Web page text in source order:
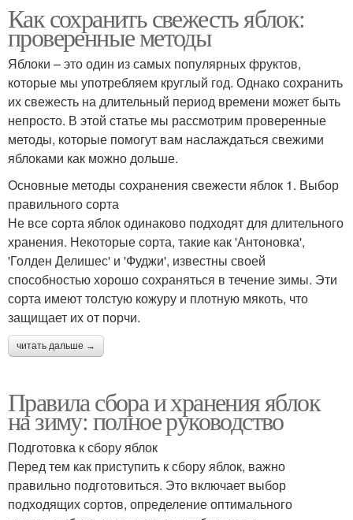
Как сохранить свежесть яблок:
проверенные методы
Яблоки – это один из самых популярных фруктов,
которые мы употребляем круглый год. Однако сохранить
их свежесть на длительный период времени может быть
непросто. В этой статье мы рассмотрим проверенные
методы, которые помогут вам наслаждаться свежими
яблоками как можно дольше.
Основные методы сохранения свежести яблок 1. Выбор
правильного сорта
Не все сорта яблок одинаково подходят для длительного
хранения. Некоторые сорта, такие как 'Антоновка',
'Голден Делишес' и 'Фуджи', известны своей
способностью хорошо сохраняться в течение зимы. Эти
сорта имеют толстую кожуру и плотную мякоть, что
защищает их от порчи.
читать дальше →
Правила сбора и хранения яблок
на зиму: полное руководство
Подготовка к сбору яблок
Перед тем как приступить к сбору яблок, важно
правильно подготовиться. Это включает выбор
подходящих сортов, определение оптимального